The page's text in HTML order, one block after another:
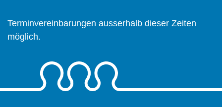
Terminvereinbarungen ausserhalb dieser Zeiten
möglich.